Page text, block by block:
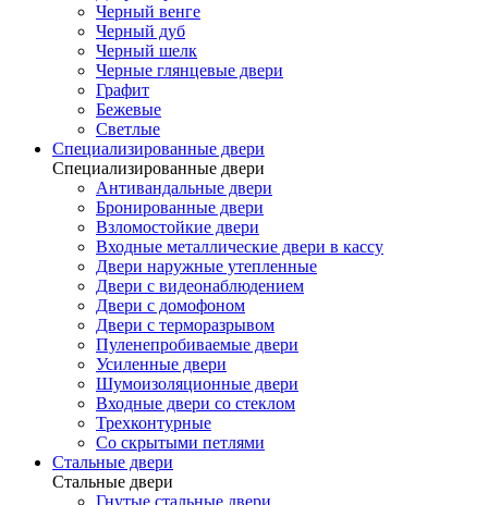
Черный венге
Черный дуб
Черный шелк
Черные глянцевые двери
Графит
Бежевые
Светлые
Специализированные двери
Специализированные двери
Антивандальные двери
Бронированные двери
Взломостойкие двери
Входные металлические двери в кассу
Двери наружные утепленные
Двери с видеонаблюдением
Двери с домофоном
Двери с терморазрывом
Пуленепробиваемые двери
Усиленные двери
Шумоизоляционные двери
Входные двери со стеклом
Трехконтурные
Со скрытыми петлями
Стальные двери
Стальные двери